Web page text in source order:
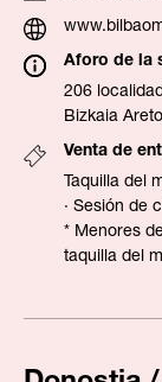
Aforo de la
206
Bizkaia
Venta de
Taquilla del
· Sesión de
* Menores
taquilla del